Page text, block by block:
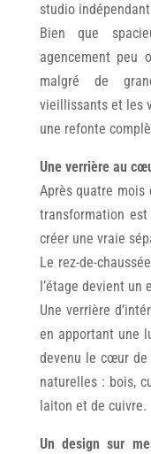
studio
Bien que
agencement peu
malgré de
vieillissants et les
une refonte
Une verrière au
Après quatre mois
transformation
créer une vraie
Le rez-de-
l’étage devient
Une verrière
en apportant une
devenu le cœur de
naturelles : bois,
laiton et de cuivre.
Un design sur